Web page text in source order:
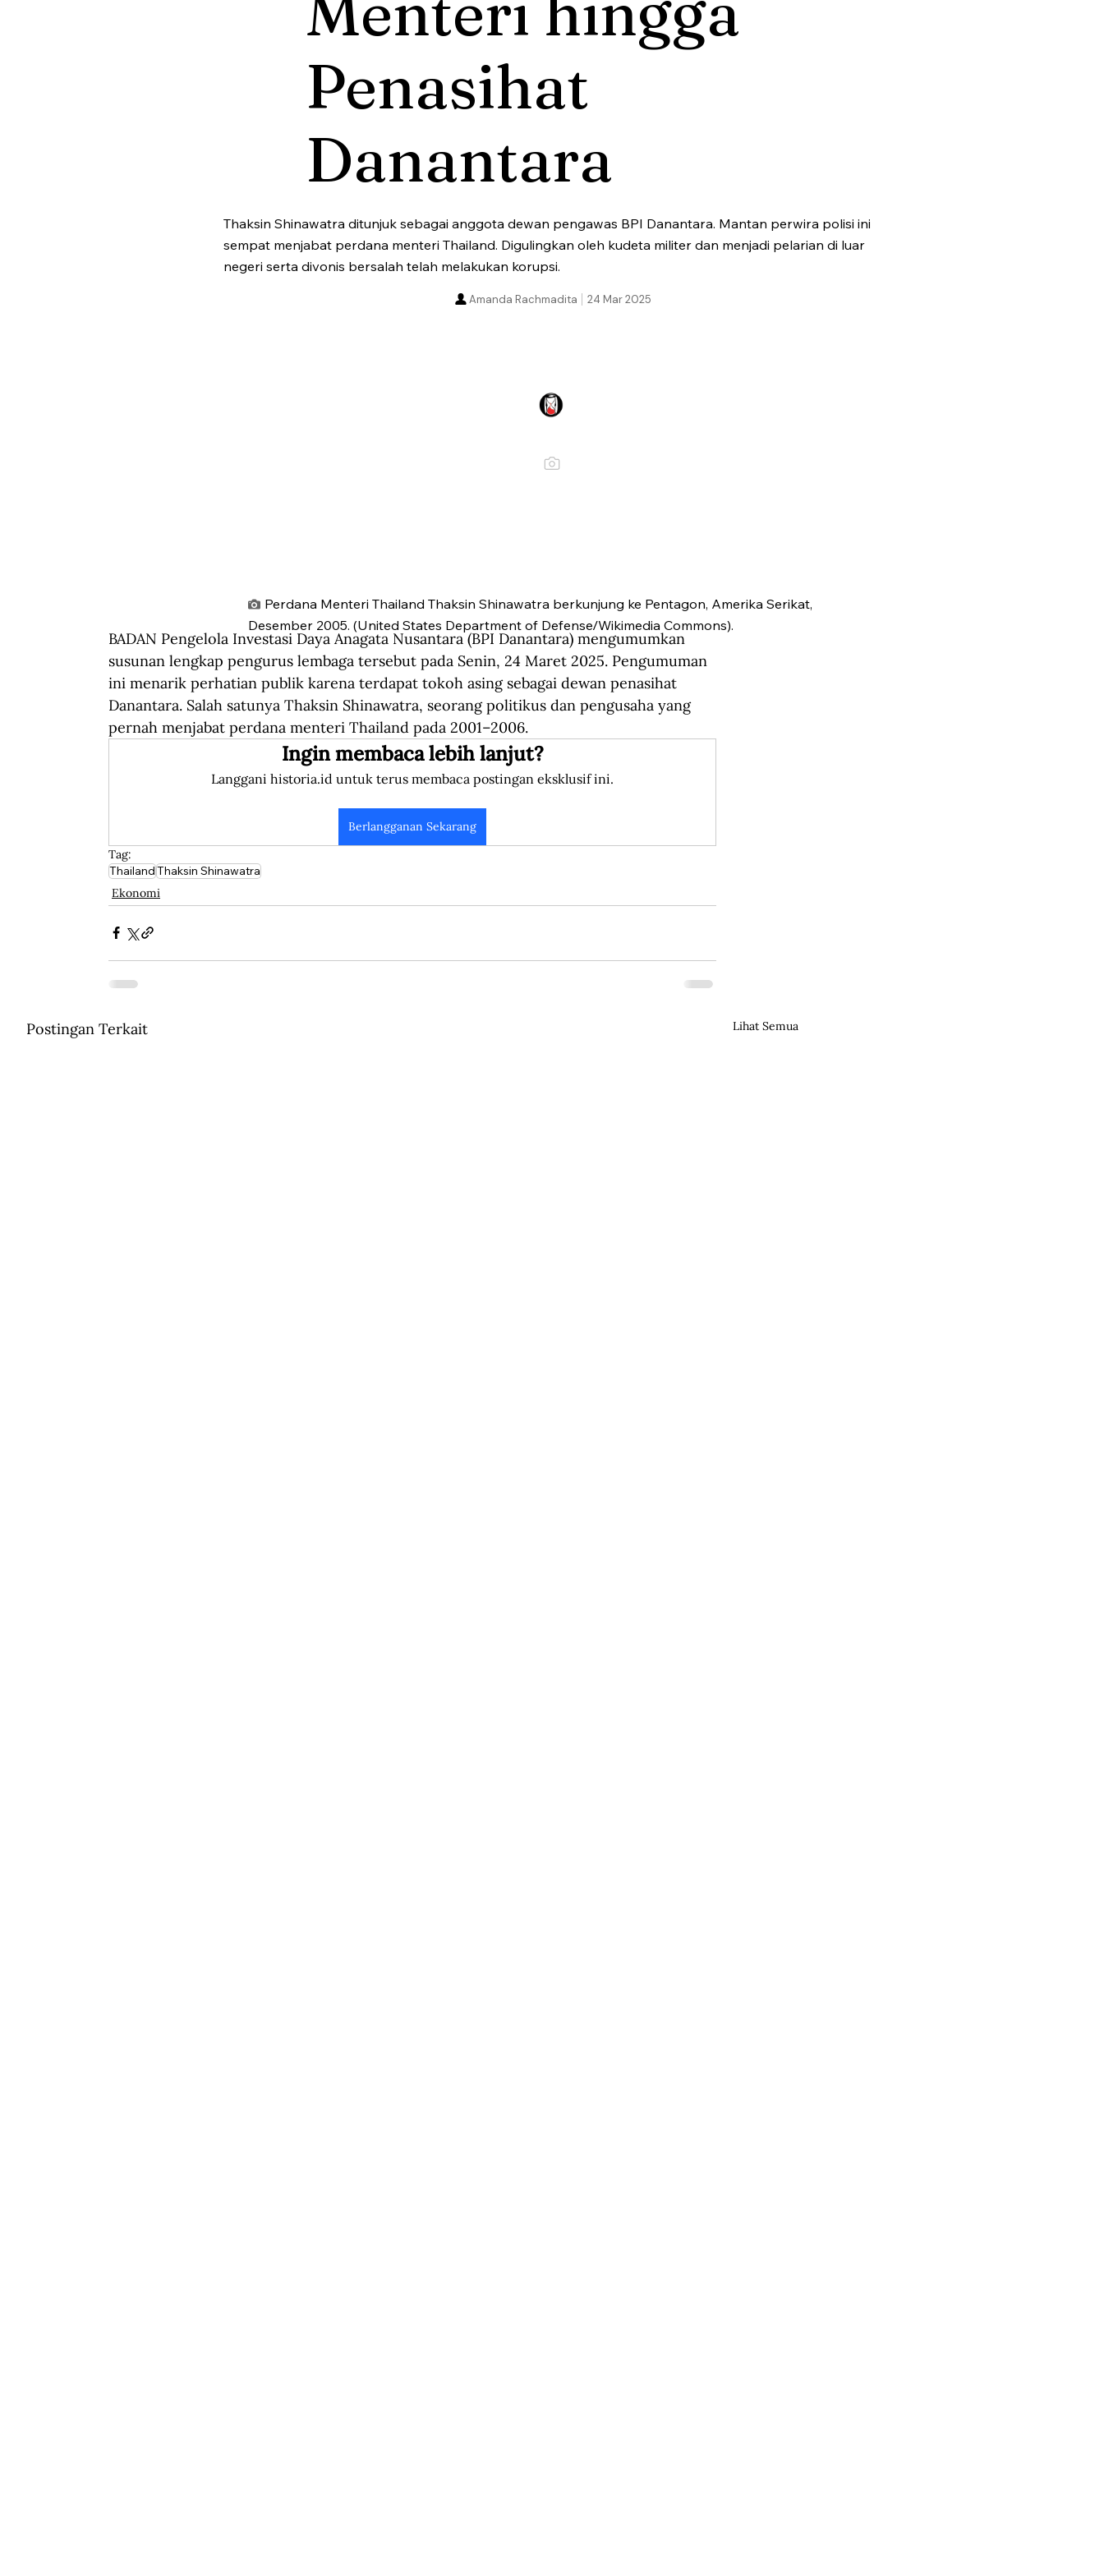
Penasihat
Danantara
Thaksin Shinawatra ditunjuk sebagai anggota dewan pengawas BPI Danantara. Mantan perwira polisi ini
sempat menjabat perdana menteri Thailand. Digulingkan oleh kudeta militer dan menjadi pelarian di luar
negeri serta divonis bersalah telah melakukan korupsi.
24 Mar 2025
Amanda Rachmadita
Perdana Menteri Thailand Thaksin Shinawatra berkunjung ke Pentagon, Amerika Serikat,
Desember 2005. (United States Department of Defense/Wikimedia Commons).
BADAN Pengelola Investasi Daya Anagata Nusantara (BPI Danantara) mengumumkan
susunan lengkap pengurus lembaga tersebut pada Senin, 24 Maret 2025. Pengumuman
ini menarik perhatian publik karena terdapat tokoh asing sebagai dewan penasihat
Danantara. Salah satunya Thaksin Shinawatra, seorang politikus dan pengusaha yang
pernah menjabat perdana menteri Thailand pada 2001–2006.
Ingin membaca lebih lanjut?
Langgani historia.id untuk terus membaca postingan eksklusif ini.
Berlangganan Sekarang
Tag:
ThailandThaksin Shinawatra
Ekonomi
Postingan Terkait Lihat Semua